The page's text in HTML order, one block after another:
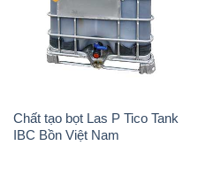
Chất tạo bọt Las P Tico Tank
IBC Bồn Việt Nam